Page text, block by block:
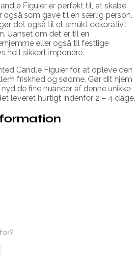
Figuier er perfekt til, at skabe
også som gave til en særlig person.
det også til et smukt dekorativt
Uanset om det er til en
eller også til festlige
helt sikkert imponere.
Candle Figuier for, at opleve den
friskhed og sødme. Gør dit hjem
de fine nuancer af denne unikke
leveret hurtigt indenfor 2 – 4 dage.